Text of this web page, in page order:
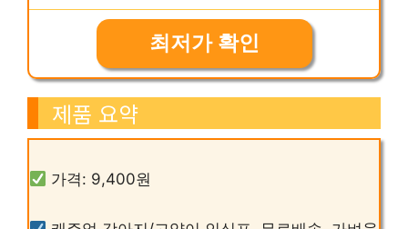
최저가 확인
제품 요약
가격: 9,400원